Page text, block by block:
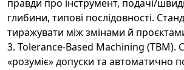
правди про інструмент, подачі/
глибини, типові послідовності.
тиражувати між змінами й
Tolerance-Based Machining (TBM).
«розуміє» допуски та автоматично